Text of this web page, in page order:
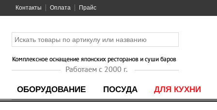
Контакты Оплата Прайс
ОБОРУДОВАНИЕ ПОСУДА ДЛЯ КУХНИ